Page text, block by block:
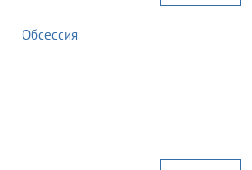
Обсессия